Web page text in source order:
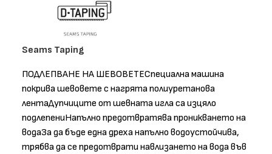
Seams Taping
ПОДЛЕПВАНЕ НА ШЕВОВЕТЕСпециална машина
покрива шевовете с нагрята полиуретанова
лентаДупчиците от шевната игла са изцяло
подлепениНапълно предотвратява проникването на
водаЗа да бъде една дреха напълно водоустойчива,
трябва да се предотврати навлизането на вода във